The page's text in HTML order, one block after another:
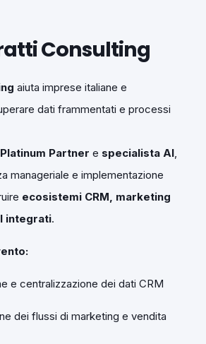
Consulting
aiuta imprese italiane e
dati frammentati e processi
Partner e specialista AI
manageriale e implementazione
ecosistemi CRM, marketing
integrati.
e centralizzazione dei dati CRM
dei flussi di marketing e vendita